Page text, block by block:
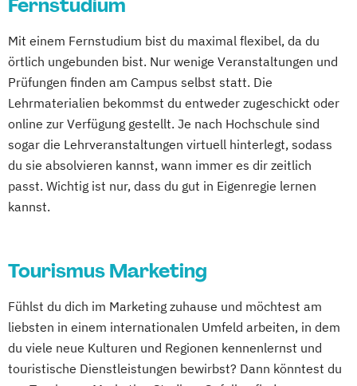
Fernstudium
Mit einem Fernstudium bist du maximal flexibel, da du
örtlich ungebunden bist. Nur wenige Veranstaltungen und
Prüfungen finden am Campus selbst statt. Die
Lehrmaterialien bekommst du entweder zugeschickt oder
online zur Verfügung gestellt. Je nach Hochschule sind
sogar die Lehrveranstaltungen virtuell hinterlegt, sodass
du sie absolvieren kannst, wann immer es dir zeitlich
passt. Wichtig ist nur, dass du gut in Eigenregie lernen
kannst.
Tourismus Marketing
Fühlst du dich im Marketing zuhause und möchtest am
liebsten in einem internationalen Umfeld arbeiten, in dem
du viele neue Kulturen und Regionen kennenlernst und
touristische Dienstleistungen bewirbst? Dann könntest du